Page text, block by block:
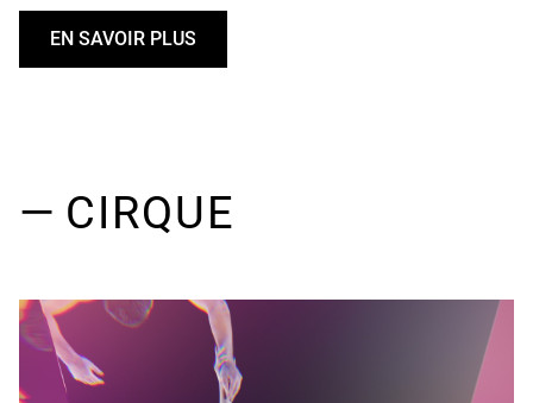
EN SAVOIR PLUS
U
I
N
— CIRQUE